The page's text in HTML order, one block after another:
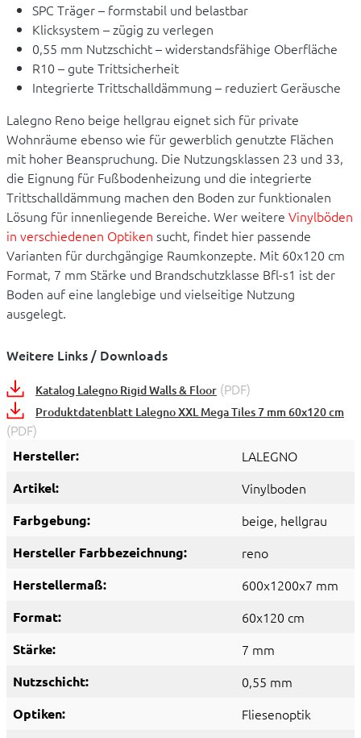
SPC Träger – formstabil und belastbar
Klicksystem – zügig zu verlegen
0,55 mm Nutzschicht – widerstandsfähige Oberfläche
R10 – gute Trittsicherheit
Integrierte Trittschalldämmung – reduziert Geräusche
Lalegno Reno beige hellgrau eignet sich für private
Wohnräume ebenso wie für gewerblich genutzte Flächen
mit hoher Beanspruchung. Die Nutzungsklassen 23 und 33,
die Eignung für Fußbodenheizung und die integrierte
Trittschalldämmung machen den Boden zur funktionalen
Lösung für innenliegende Bereiche. Wer weitere Vinylböden
in verschiedenen Optiken sucht, findet hier passende
Varianten für durchgängige Raumkonzepte. Mit 60x120 cm
Format, 7 mm Stärke und Brandschutzklasse Bfl-s1 ist der
Boden auf eine langlebige und vielseitige Nutzung
ausgelegt.
Weitere Links / Downloads
Katalog Lalegno Rigid Walls & Floor (PDF)
Produktdatenblatt Lalegno XXL Mega Tiles 7 mm 60x120 cm
(PDF)
Hersteller: LALEGNO
Artikel: Vinylboden
Farbgebung: beige, hellgrau
Hersteller Farbbezeichnung: reno
Herstellermaß: 600x1200x7 mm
Format: 60x120 cm
Stärke: 7 mm
Nutzschicht: 0,55 mm
Optiken: Fliesenoptik